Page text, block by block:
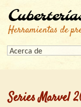
Herramientas de
Series Marvel